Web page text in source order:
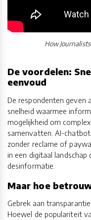
How
De voordelen:
eenvoud
De respondenten geven
snelheid waarmee
mogelijkheid om
samenvatten. AI-
zonder reclame of
in een digitaal
desinformatie.
Maar hoe
Gebrek aan
Hoewel de populariteit